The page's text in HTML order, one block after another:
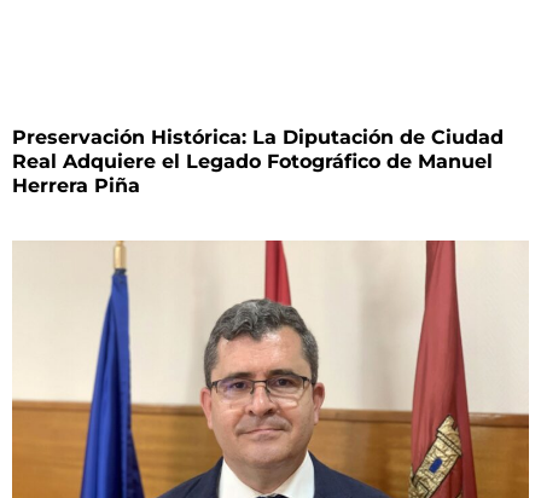
Preservación Histórica: La Diputación de Ciudad
Real Adquiere el Legado Fotográfico de Manuel
Herrera Piña